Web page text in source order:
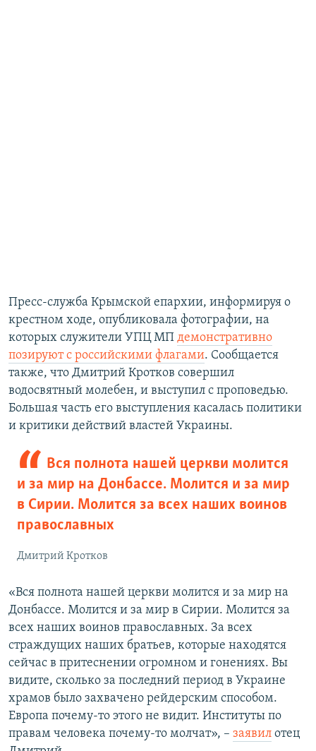
Пресс-служба Крымской епархии, информируя о
крестном ходе, опубликовала фотографии, на
которых служители УПЦ МП демонстративно
позируют с российскими флагами. Сообщается
также, что Дмитрий Кротков совершил
водосвятный молебен, и выступил с проповедью.
Большая часть его выступления касалась политики
и критики действий властей Украины.
Вся полнота нашей церкви молится
и за мир на Донбассе. Молится и за мир
в Сирии. Молится за всех наших воинов
православных
Дмитрий Кротков
«Вся полнота нашей церкви молится и за мир на
Донбассе. Молится и за мир в Сирии. Молится за
всех наших воинов православных. За всех
страждущих наших братьев, которые находятся
сейчас в притеснении огромном и гонениях. Вы
видите, сколько за последний период в Украине
храмов было захвачено рейдерским способом.
Европа почему-то этого не видит. Институты по
правам человека почему-то молчат», – заявил отец